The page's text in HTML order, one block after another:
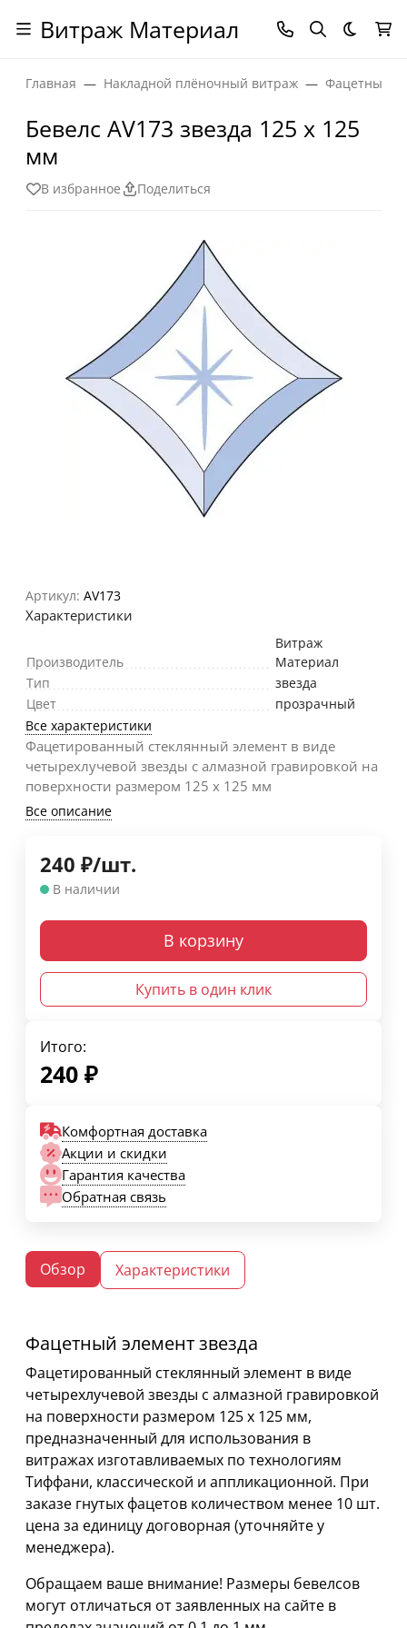
Витраж Материал Темная
Главная Накладной плёночный витраж Фацетные
Бевелс AV173 звезда 125 х 125
мм
В избранное Поделиться
Артикул: AV173
Характеристики
Производитель
Витраж
Материал
Тип
звезда
Цвет
прозрачный
Все характеристики
Фацетированный стеклянный элемент в виде
четырехлучевой звезды с алмазной гравировкой на
поверхности размером 125 х 125 мм
Все описание
240 ₽/шт.
В наличии
В корзину
Купить в один клик
Итого:
240 ₽
Комфортная доставка
Акции и скидки
Гарантия качества
Обратная связь
Обзор Характеристики
Фацетный элемент звезда
Фацетированный стеклянный элемент в виде
четырехлучевой звезды с алмазной гравировкой
на поверхности размером 125 х 125 мм,
предназначенный для использования в
витражах изготавливаемых по технологиям
Тиффани, классической и аппликационной. При
заказе гнутых фацетов количеством менее 10 шт.
цена за единицу договорная (уточняйте у
менеджера).
Обращаем ваше внимание! Размеры бевелсов
могут отличаться от заявленных на сайте в